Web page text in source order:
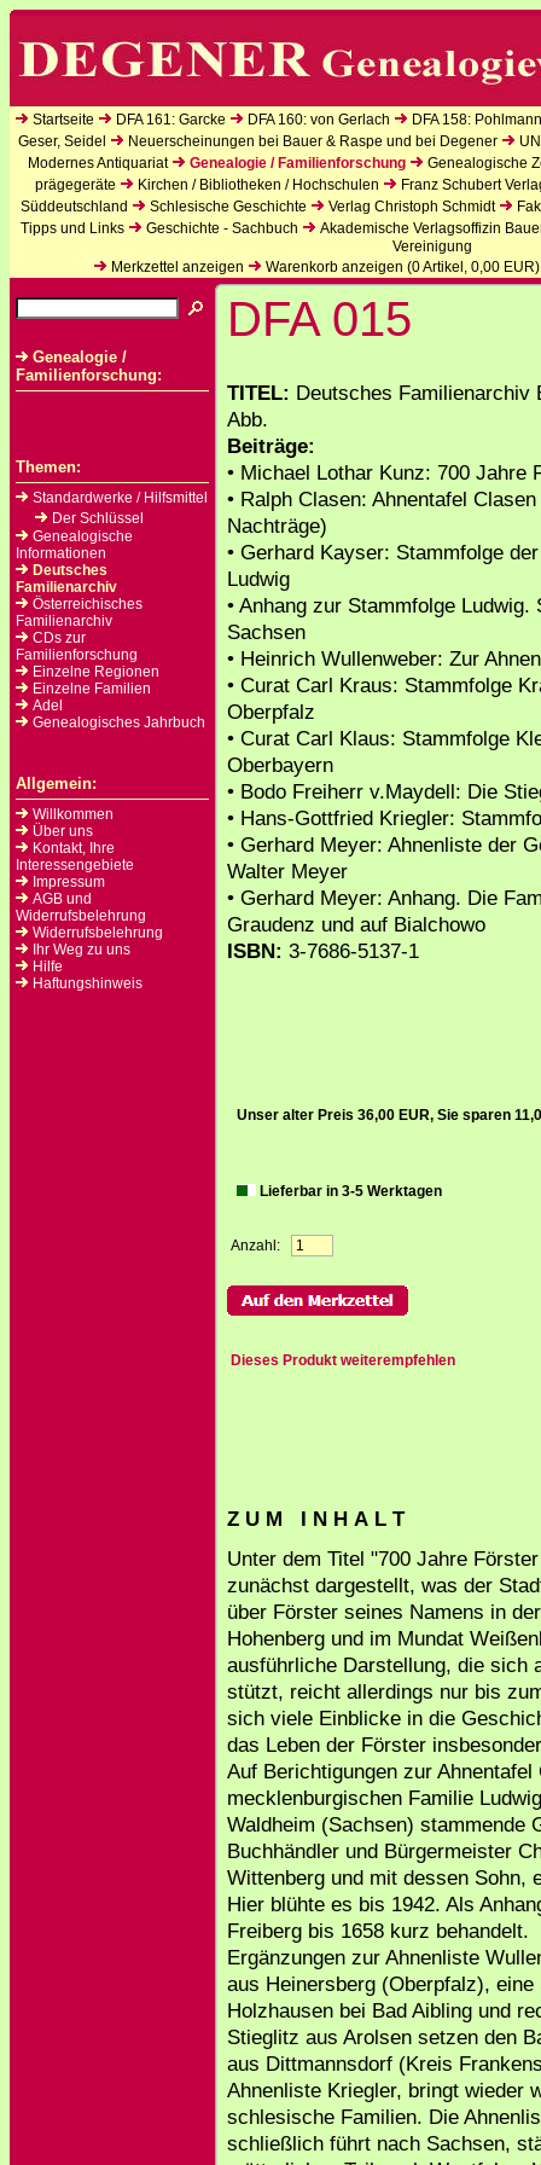
Startseite DFA 161: Garcke DFA 160: von Gerlach
DFA 158:
Geser, Seidel
Neuerscheinungen bei Bauer & Raspe und bei Degener
Modernes Antiquariat
Genealogie / Familienforschung
Genealogische
prägegeräte
Kirchen / Bibliotheken / Hochschulen
Franz Schubert
Süddeutschland
Schlesische Geschichte Verlag Christoph Schmidt
Tipps und Links
Geschichte - Sachbuch
Akademische Verlagsoffizin
Vereinigung
Merkzettel anzeigen
Warenkorb anzeigen (0Artikel, 0,00 EUR)
Genealogie /
Familienforschung:
Themen:
Standardwerke / Hilfsmittel
Der Schlüssel
Genealogische
Informationen
Deutsches
Familienarchiv
Österreichisches
Familienarchiv
CDs zur
Familienforschung
Einzelne Regionen
Einzelne Familien
Adel
Genealogisches Jahrbuch
Allgemein:
Willkommen
Über uns
Kontakt, Ihre
Interessengebiete
Impressum
AGB und
Widerrufsbelehrung
Widerrufsbelehrung
Ihr Weg zu uns
Hilfe
Haftungshinweis
DFA 015
TITEL: Deutsches Familienarchiv
Abb.
Beiträge:
• Michael Lothar Kunz: 700 Jahre
• Ralph Clasen: Ahnentafel
Nachträge)
• Gerhard Kayser: Stammfolge
Ludwig
• Anhang zur Stammfolge
Sachsen
• Heinrich Wullenweber: Zur
• Curat Carl Kraus: Stammfolge
Oberpfalz
• Curat Carl Klaus: Stammfolge
Oberbayern
• Bodo Freiherr v.Maydell: Die
• Hans-Gottfried Kriegler:
• Gerhard Meyer: Ahnenliste der
Walter Meyer
• Gerhard Meyer: Anhang. Die
Graudenz und auf Bialchowo
ISBN: 3-7686-5137-1
Unser alter Preis 36,00 EUR, Sie sparen
Lieferbar in 3-5 Werktagen
Anzahl:
Dieses Produkt weiterempfehlen
Z U M I N H A L T
Unter dem Titel "700 Jahre
zunächst dargestellt, was der
über Förster seines Namens in
Hohenberg und im Mundat
ausführliche Darstellung, die sich
stützt, reicht allerdings nur bis
sich viele Einblicke in die
das Leben der Förster
Auf Berichtigungen zur
mecklenburgischen Familie
Waldheim (Sachsen) stammende
Buchhändler und Bürgermeister
Wittenberg und mit dessen Sohn,
Hier blühte es bis 1942. Als
Freiberg bis 1658 kurz behandelt.
Ergänzungen zur Ahnenliste
aus Heinersberg (Oberpfalz),
Holzhausen bei Bad Aibling und
Stieglitz aus Arolsen setzen den
aus Dittmannsdorf (Kreis
Ahnenliste Kriegler, bringt wieder
schlesische Familien. Die
schließlich führt nach Sachsen,